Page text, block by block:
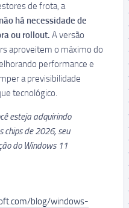
de frota, a
não há necessidade de
ou rollout. A versão
aproveitem o máximo do
performance e
a previsibilidade
tecnológico.
esteja adquirindo
chips de 2026, seu
do Windows 11
blog/windows-